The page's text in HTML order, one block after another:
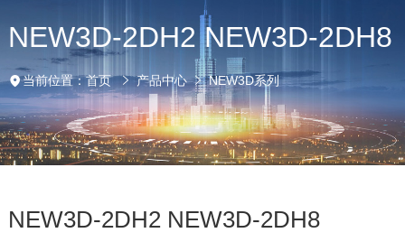
NEW3D-2DH2 NEW3D-2DH8
当前位置：首页 产品中心 NEW3D系列
NEW3D-2DH2 NEW3D-2DH8